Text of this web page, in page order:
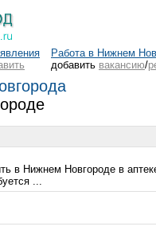
Работа в Нижнем
добавить вакансию/
в Нижнем Новгороде в
...